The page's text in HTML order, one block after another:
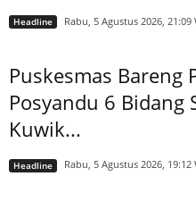
Headline Rabu, 5 Agustus 2026, 21:09
Puskesmas Bareng
Posyandu 6 Bidang
Kuwik...
Headline Rabu, 5 Agustus 2026, 19:12